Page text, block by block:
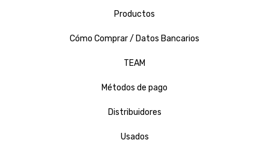
Productos
Cómo Comprar / Datos Bancarios
TEAM
Métodos de pago
Distribuidores
Usados